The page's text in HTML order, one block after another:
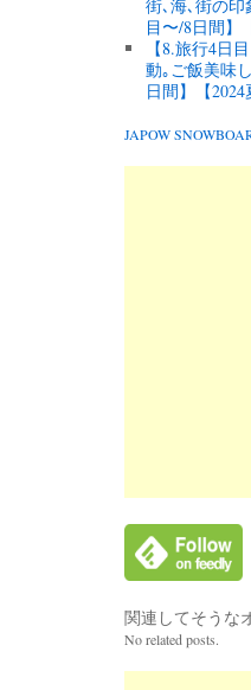
街､海､街の
目〜/8日間】
【8.旅行4日
動｡ご飯美味
日間】【2024
JAPOW
関連してそうな
No related posts.